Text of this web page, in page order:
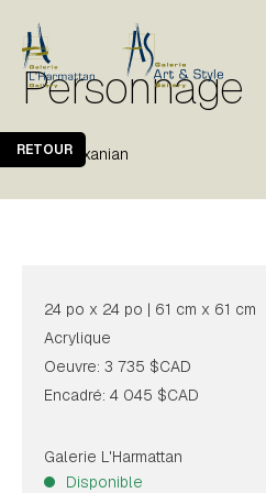
Personnage
Karo Alexanian
RETOUR
24 po x 24 po | 61 cm x 61 cm
Acrylique
Oeuvre: 3 735 $CAD
Encadré: 4 045 $CAD
Galerie L'Harmattan
Disponible